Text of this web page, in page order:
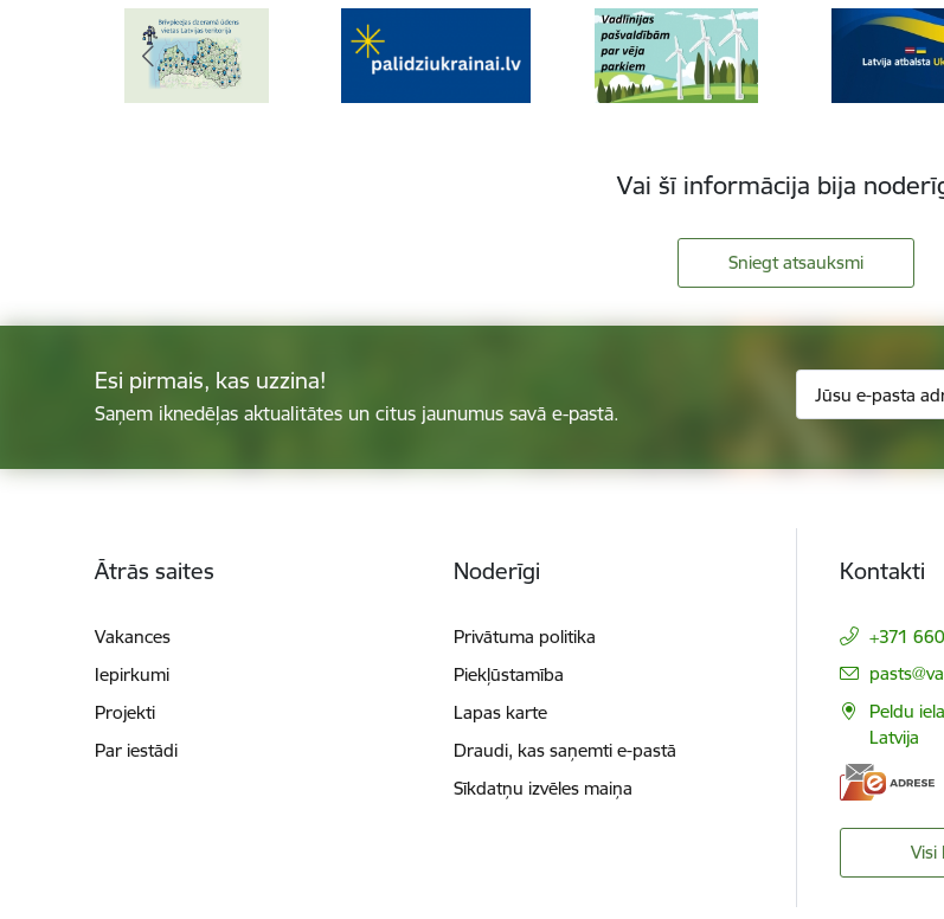
Vai šī informācija bija
Sniegt atsauksmi
Esi pirmais, kas uzzina!
Saņem iknedēļas aktualitātes un citus jaunumus savā e-pastā.
Ātrās saites
Vakances
Iepirkumi
Projekti
Par iestādi
Noderīgi
Privātuma politika
Piekļūstamība
Lapas karte
Draudi, kas saņemti e-pastā
Sīkdatņu izvēles maiņa
Kontakti
+371
E-pasts:
Peldu
Latvija
Visi